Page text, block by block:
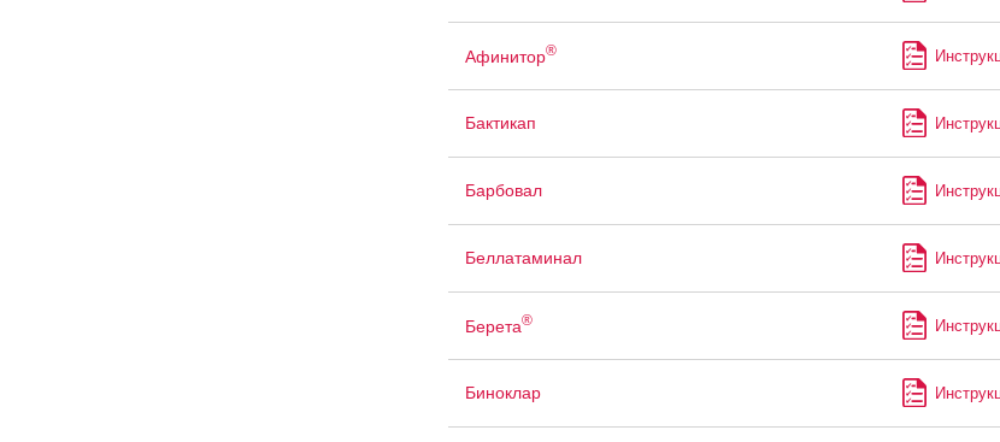
Афинитор®
Бактикап
Барбовал
Беллатаминал
Берета®
Биноклар